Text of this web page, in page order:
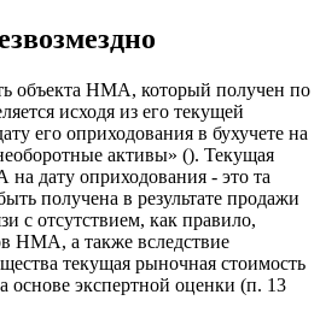
объекта НМА, который получен по
исходя из его текущей
его оприходования в бухучете на
активы» (). Текущая
дату оприходования - это та
получена в результате продажи
с отсутствием, как правило,
НМА, а также вследствие
текущая рыночная стоимость
основе экспертной оценки (п. 13